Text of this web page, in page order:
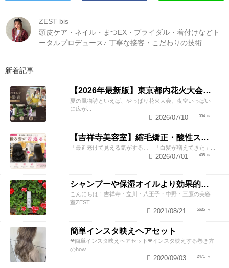
ZEST bis
頭皮ケア・ネイル・まつEX・ブライダル・着付けなどト
ータルプロデュース♪ 丁寧な接客・こだわりの技術...
新着記事
【2026年最新版】東京都内花火大会まとめ｜浴衣着付け・ヘアセットならZESTへ
夏の風物詩といえば、やっぱり花火大会。夜空いっぱい
に広が...
334
2026/07/10
【吉祥寺美容室】縮毛矯正・酸性ストレートで若返り！後ろ姿が変わると見た目年齢も変わる？
「最近老けて見える気がする…」「白髪が増えてきた」...
405
2026/07/01
シャンプーや保湿オイルより効果的！？美容師が教える頭皮の臭い＆乾燥ケアとは
こんにちは！吉祥寺・立川・八王子・中野・三鷹の美容
室ZEST...
5635
2021/08/21
簡単インスタ映えヘアセット
❤︎簡単インスタ映えヘアセット❤︎インスタ映えする巻き方
のhow...
2471
2020/09/03